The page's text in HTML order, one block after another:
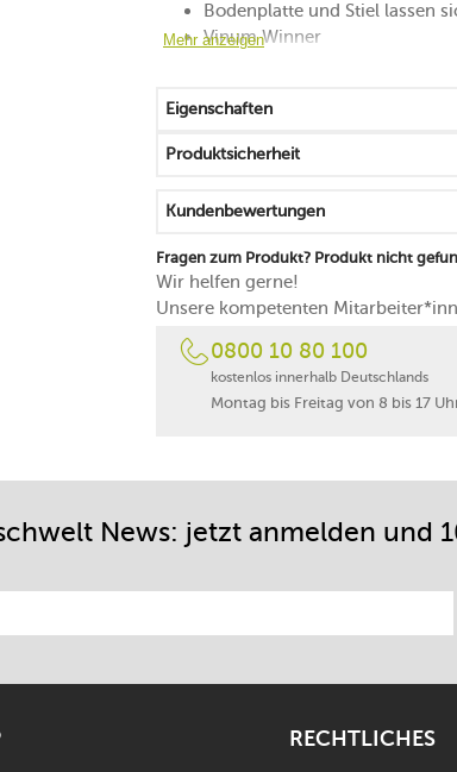
Bodenplatte und Stiel lassen
Vinum Winner
Mehr anzeigen
Eigenschaften
Produktsicherheit
Kundenbewertungen
Fragen zum Produkt? Produkt nicht
Wir helfen gerne!
Unsere kompetenten
0800 10 80 100
kostenlos innerhalb Deutschlands
Montag bis Freitag von 8 bis 17
News: jetzt anmelden und
RECHTLICHES